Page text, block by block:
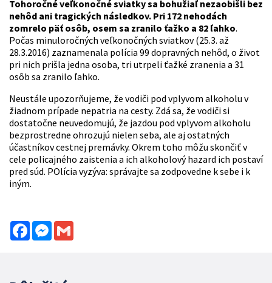
Tohoročné veľkonočné sviatky sa bohužiaľ nezaobišli bez
nehôd ani tragických následkov. Pri 172 nehodách
zomrelo päť osôb, osem sa zranilo ťažko a 82 ľahko.
Počas minuloročných veľkonočných sviatkov (25.3. až
28.3.2016) zaznamenala polícia 99 dopravných nehôd, o život
pri nich prišla jedna osoba, tri utrpeli ťažké zranenia a 31
osôb sa zranilo ľahko.
Neustále upozorňujeme, že vodiči pod vplyvom alkoholu v
žiadnom prípade nepatria na cesty. Zdá sa, že vodiči si
dostatočne neuvedomujú, že jazdou pod vplyvom alkoholu
bezprostredne ohrozujú nielen seba, ale aj ostatných
účastníkov cestnej premávky. Okrem toho môžu skončiť v
cele policajného zaistenia a ich alkoholový hazard ich postaví
pred súd. POlícia vyzýva: správajte sa zodpovedne k sebe i k
iným.
FacebookMessenger